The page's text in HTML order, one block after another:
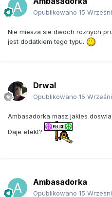
Opublikowano 15
Nie miesza sie dwoch roznych
jest dodatkiem tego typu.
Drwal
Opublikowano 15
Ambasadorka masz jakies
Daje efekt?
Ambasadorka
Opublikowano 15